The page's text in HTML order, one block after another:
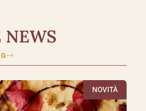
NEWS
NOVITÀ